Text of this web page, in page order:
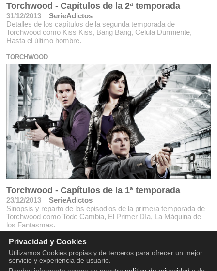
Torchwood - Capítulos de la 2ª temporada
31/12/2013
SerieAdictos
Detalles de los capítulos de la segunda temporada de
Torchwood como Kiss Kiss, Bang Bang, Célula Durmiente,
Hasta el último hombre.
TORCHWOOD
Torchwood - Capítulos de la 1ª temporada
23/12/2013
SerieAdictos
Sinopsis y reparto de los episodios de la primera temporada de
Torchwood como Todo Cambia, El Primer Día, La Máquina de
los Fantasmas.
Privacidad y Cookies
Utilizamos Cookies propias y de terceros para ofrecer un mejor
servicio y experiencia de usuario.